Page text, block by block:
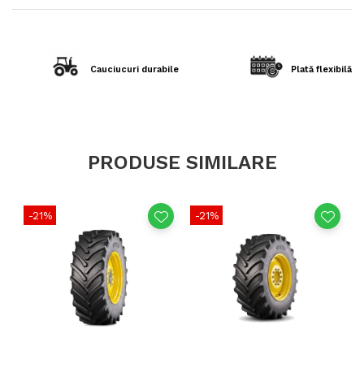
Construcție Radială
Marcă
Utilizare & recomandări
Recomandată pentru lucrări agricole grele precum arat
adânc, pregătirea solului, semănat sau transport agricol
pe distanțe mari. Profilul AGRO10 oferă aderență
constantă și stabilitate excelentă la sarcini mari, iar
construcția radială asigură confort sporit și uzură
uniformă. Se recomandă montajul în service specializat
Cauciucuri durabile Plată flexibilă
PRODUSE SIMILARE
-21% -21%